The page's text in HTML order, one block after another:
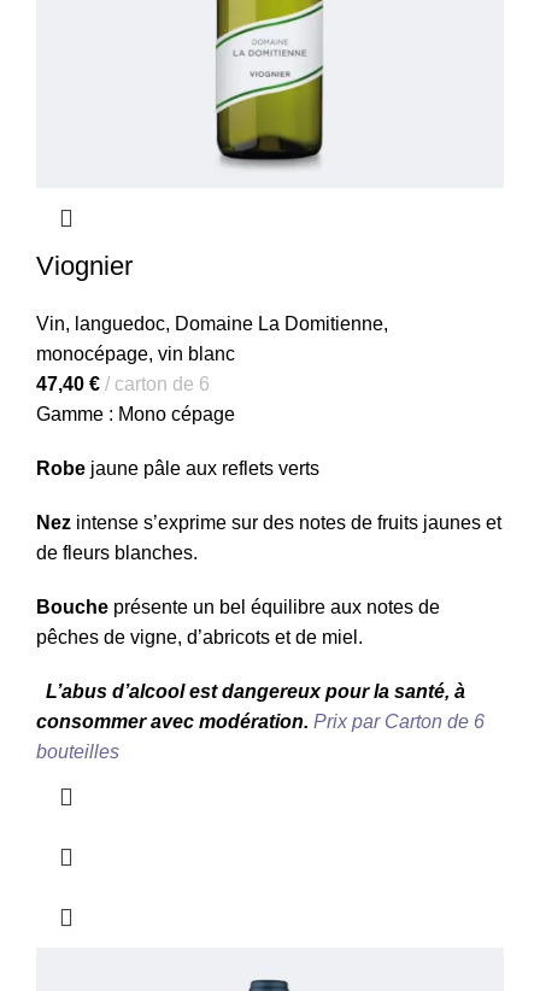
Viognier
Vin, languedoc, Domaine La Domitienne,
monocépage, vin blanc
47,40 €
carton de 6
Gamme : Mono cépage
Robe jaune pâle aux reflets verts
Nez intense s’exprime sur des notes de fruits jaunes et
de fleurs blanches.
Bouche présente un bel équilibre aux notes de
pêches de vigne, d’abricots et de miel.
L’abus d’alcool est dangereux pour la santé, à
consommer avec modération. Prix par Carton de 6
bouteilles